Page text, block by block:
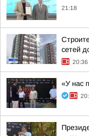
21:18
сетей
20:36
«У нас